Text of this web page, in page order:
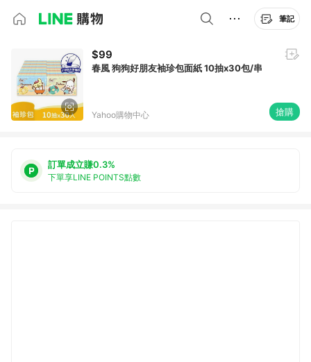
筆記
$99
春風 狗狗好朋友袖珍包面紙 10抽x30包/串
Yahoo購物中心 搶購
訂單成立賺0.3%
下單享LINE POINTS點數